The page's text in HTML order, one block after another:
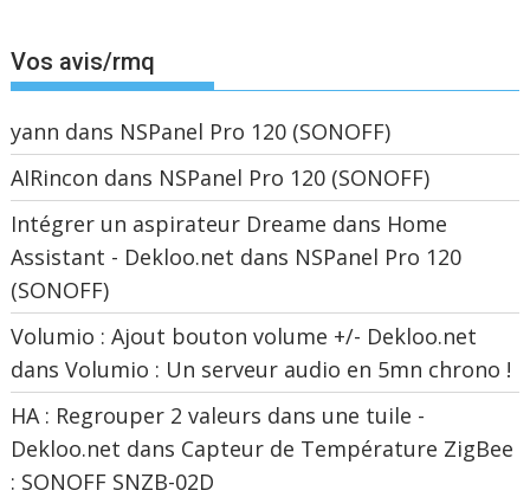
Vos avis/rmq
yann dans NSPanel Pro 120 (SONOFF)
AIRincon dans NSPanel Pro 120 (SONOFF)
Intégrer un aspirateur Dreame dans Home
Assistant - Dekloo.net dans NSPanel Pro 120
(SONOFF)
Volumio : Ajout bouton volume +/- Dekloo.net
dansVolumio : Un serveur audio en 5mn chrono !
HA : Regrouper 2 valeurs dans une tuile -
Dekloo.net dans Capteur de Température ZigBee
: SONOFF SNZB-02D